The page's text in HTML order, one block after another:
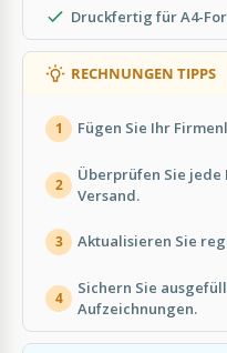
Druckfertig für A4-
RECHNUNGEN TIPPS
1 Fügen Sie Ihr
2
Überprüfen Sie
Versand.
3 Aktualisieren Sie
4
Sichern Sie
Aufzeichnungen.